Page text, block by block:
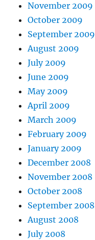
November 2009
October 2009
September 2009
August 2009
July 2009
June 2009
May 2009
April 2009
March 2009
February 2009
January 2009
December 2008
November 2008
October 2008
September 2008
August 2008
July 2008